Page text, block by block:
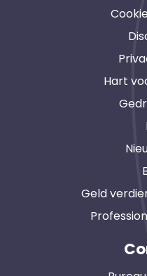
Hart
Geld